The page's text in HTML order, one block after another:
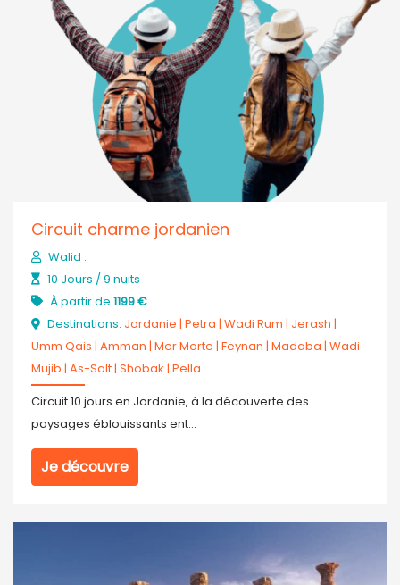
Circuit charme jordanien
Walid .
10 Jours / 9 nuits
À partir de 1199 €
Destinations: Jordanie | Petra | Wadi Rum | Jerash |
Umm Qais | Amman | Mer Morte | Feynan | Madaba | Wadi
Mujib | As-Salt| Shobak | Pella
Circuit 10 jours en Jordanie, à la découverte des
paysages éblouissants ent...
Je découvre